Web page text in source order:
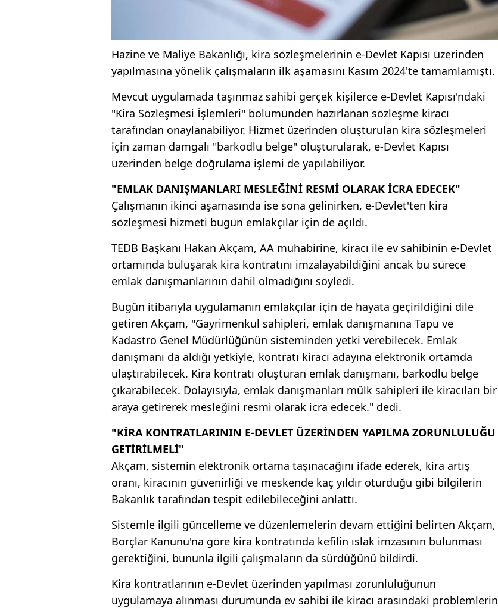
Hazine ve Maliye Bakanlığı, kira sözleşmelerinin e-Devlet Kapısı üzerinden
yapılmasına yönelik çalışmaların ilk aşamasını Kasım 2024'te tamamlamıştı.
Mevcut uygulamada taşınmaz sahibi gerçek kişilerce e-Devlet Kapısı'ndaki
"Kira Sözleşmesi İşlemleri" bölümünden hazırlanan sözleşme kiracı
tarafından onaylanabiliyor. Hizmet üzerinden oluşturulan kira sözleşmeleri
için zaman damgalı "barkodlu belge" oluşturularak, e-Devlet Kapısı
üzerinden belge doğrulama işlemi de yapılabiliyor.
"EMLAK DANIŞMANLARI MESLEĞİNİ RESMİ OLARAK İCRA EDECEK"
Çalışmanın ikinci aşamasında ise sona gelinirken, e-Devlet'ten kira
sözleşmesi hizmeti bugün emlakçılar için de açıldı.
TEDB Başkanı Hakan Akçam, AA muhabirine, kiracı ile ev sahibinin e-Devlet
ortamında buluşarak kira kontratını imzalayabildiğini ancak bu sürece
emlak danışmanlarının dahil olmadığını söyledi.
Bugün itibarıyla uygulamanın emlakçılar için de hayata geçirildiğini dile
getiren Akçam, "Gayrimenkul sahipleri, emlak danışmanına Tapu ve
Kadastro Genel Müdürlüğünün sisteminden yetki verebilecek. Emlak
danışmanı da aldığı yetkiyle, kontratı kiracı adayına elektronik ortamda
ulaştırabilecek. Kira kontratı oluşturan emlak danışmanı, barkodlu belge
çıkarabilecek. Dolayısıyla, emlak danışmanları mülk sahipleri ile kiracıları bir
araya getirerek mesleğini resmi olarak icra edecek." dedi.
"KİRA KONTRATLARININ E-DEVLET ÜZERİNDEN YAPILMA ZORUNLULUĞU
GETİRİLMELİ"
Akçam, sistemin elektronik ortama taşınacağını ifade ederek, kira artış
oranı, kiracının güvenirliği ve meskende kaç yıldır oturduğu gibi bilgilerin
Bakanlık tarafından tespit edilebileceğini anlattı.
Sistemle ilgili güncelleme ve düzenlemelerin devam ettiğini belirten Akçam,
Borçlar Kanunu'na göre kira kontratında kefilin ıslak imzasının bulunması
gerektiğini, bununla ilgili çalışmaların da sürdüğünü bildirdi.
Kira kontratlarının e-Devlet üzerinden yapılması zorunluluğunun
uygulamaya alınması durumunda ev sahibi ile kiracı arasındaki problemlerin